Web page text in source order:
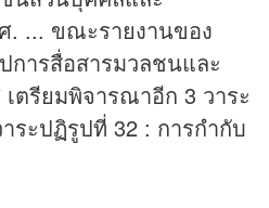
. ... ขณะรายงานของ
ารสื่อสารมวลชนและ
ตรียมพิจารณาอีก 3 วาระ
ระปฏิรูปที่ 32 : การกำกับ